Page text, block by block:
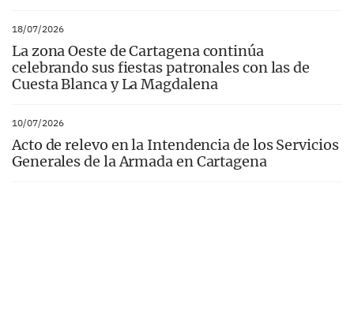
18/07/2026
La zona Oeste de Cartagena continúa
celebrando sus fiestas patronales con las de
Cuesta Blanca y La Magdalena
10/07/2026
Acto de relevo en la Intendencia de los Servicios
Generales de la Armada en Cartagena